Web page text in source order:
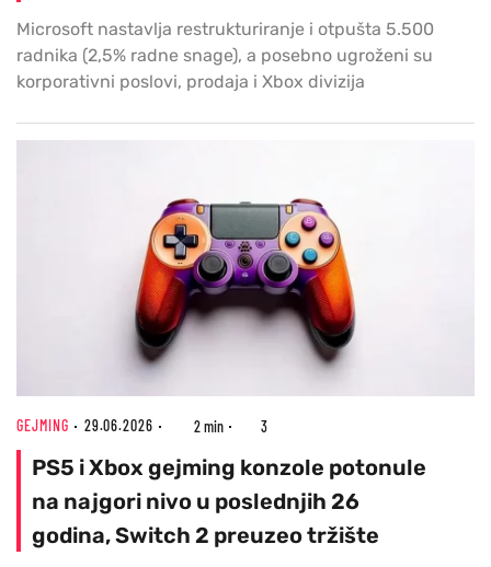
Microsoft nastavlja restrukturiranje i otpušta 5.500
radnika (2,5% radne snage), a posebno ugroženi su
korporativni poslovi, prodaja i Xbox divizija
GEJMING 29.06.2026 2 min 3
PS5 i Xbox gejming konzole potonule
na najgori nivo u poslednjih 26
godina, Switch 2 preuzeo tržište